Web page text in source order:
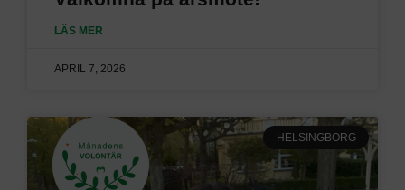
LÄS MER
APRIL 7, 2026
HELSINGBORG